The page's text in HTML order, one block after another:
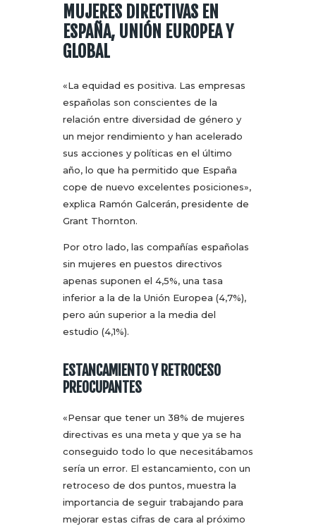
MUJERES DIRECTIVAS EN
ESPAÑA, UNIÓN EUROPEA Y
GLOBAL
«La equidad es positiva. Las empresas
españolas son conscientes de la
relación entre diversidad de género y
un mejor rendimiento y han acelerado
sus acciones y políticas en el último
año, lo que ha permitido que España
cope de nuevo excelentes posiciones»,
explica Ramón Galcerán, presidente de
Grant Thornton.
Por otro lado, las compañías españolas
sin mujeres en puestos directivos
apenas suponen el 4,5%, una tasa
inferior a la de la Unión Europea (4,7%),
pero aún superior a la media del
estudio (4,1%).
ESTANCAMIENTO Y RETROCESO
PREOCUPANTES
«Pensar que tener un 38% de mujeres
directivas es una meta y que ya se ha
conseguido todo lo que necesitábamos
sería un error. El estancamiento, con un
retroceso de dos puntos, muestra la
importancia de seguir trabajando para
mejorar estas cifras de cara al próximo